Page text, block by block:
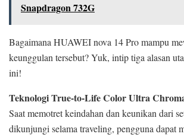
Snapdragon 732G
Bagaimana HUAWEI nova 14 Pro mampu
keunggulan tersebut? Yuk, intip tiga alasan
ini!
Teknologi True-to-Life Color Ultra
Saat memotret keindahan dan keunikan dari
dikunjungi selama traveling, pengguna dapat